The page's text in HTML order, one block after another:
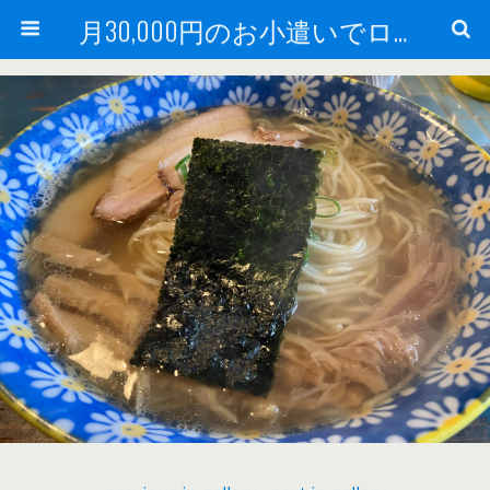
月30,000円のお小遣いでロードバイク